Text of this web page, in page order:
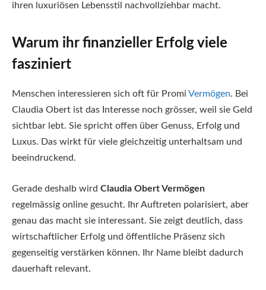
ihren luxuriösen Lebensstil nachvollziehbar macht.
Warum ihr finanzieller Erfolg viele
fasziniert
Menschen interessieren sich oft für Promi Vermögen. Bei
Claudia Obert ist das Interesse noch grösser, weil sie Geld
sichtbar lebt. Sie spricht offen über Genuss, Erfolg und
Luxus. Das wirkt für viele gleichzeitig unterhaltsam und
beeindruckend.
Gerade deshalb wird Claudia Obert Vermögen
regelmässig online gesucht. Ihr Auftreten polarisiert, aber
genau das macht sie interessant. Sie zeigt deutlich, dass
wirtschaftlicher Erfolg und öffentliche Präsenz sich
gegenseitig verstärken können. Ihr Name bleibt dadurch
dauerhaft relevant.